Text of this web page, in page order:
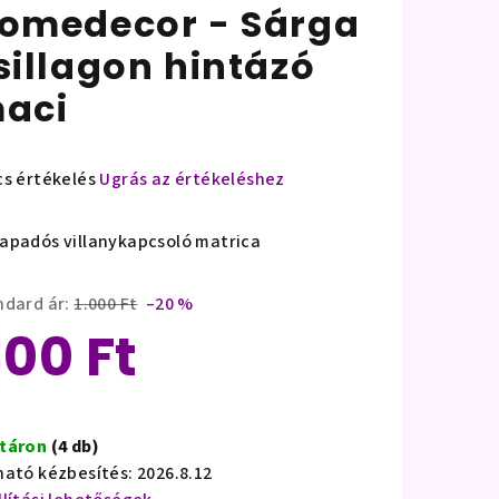
- Sárga
hintázó
értékelésUgrás az értékeléshez
villanykapcsoló matrica
ár: 1.000 Ft –20 %
Ft
(4 db)
kézbesítés: 2026.8.12